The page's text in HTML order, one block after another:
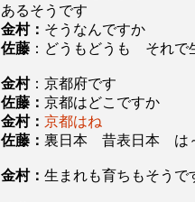
あるそうです
金村： そうなんですか
佐藤 ：どうもどうも それ
金村：京都府です
佐藤： 京都はどこですか
金村： 京都はね
佐藤： 裏日本 昔表日本 は
金村： 生まれも育ちもそう